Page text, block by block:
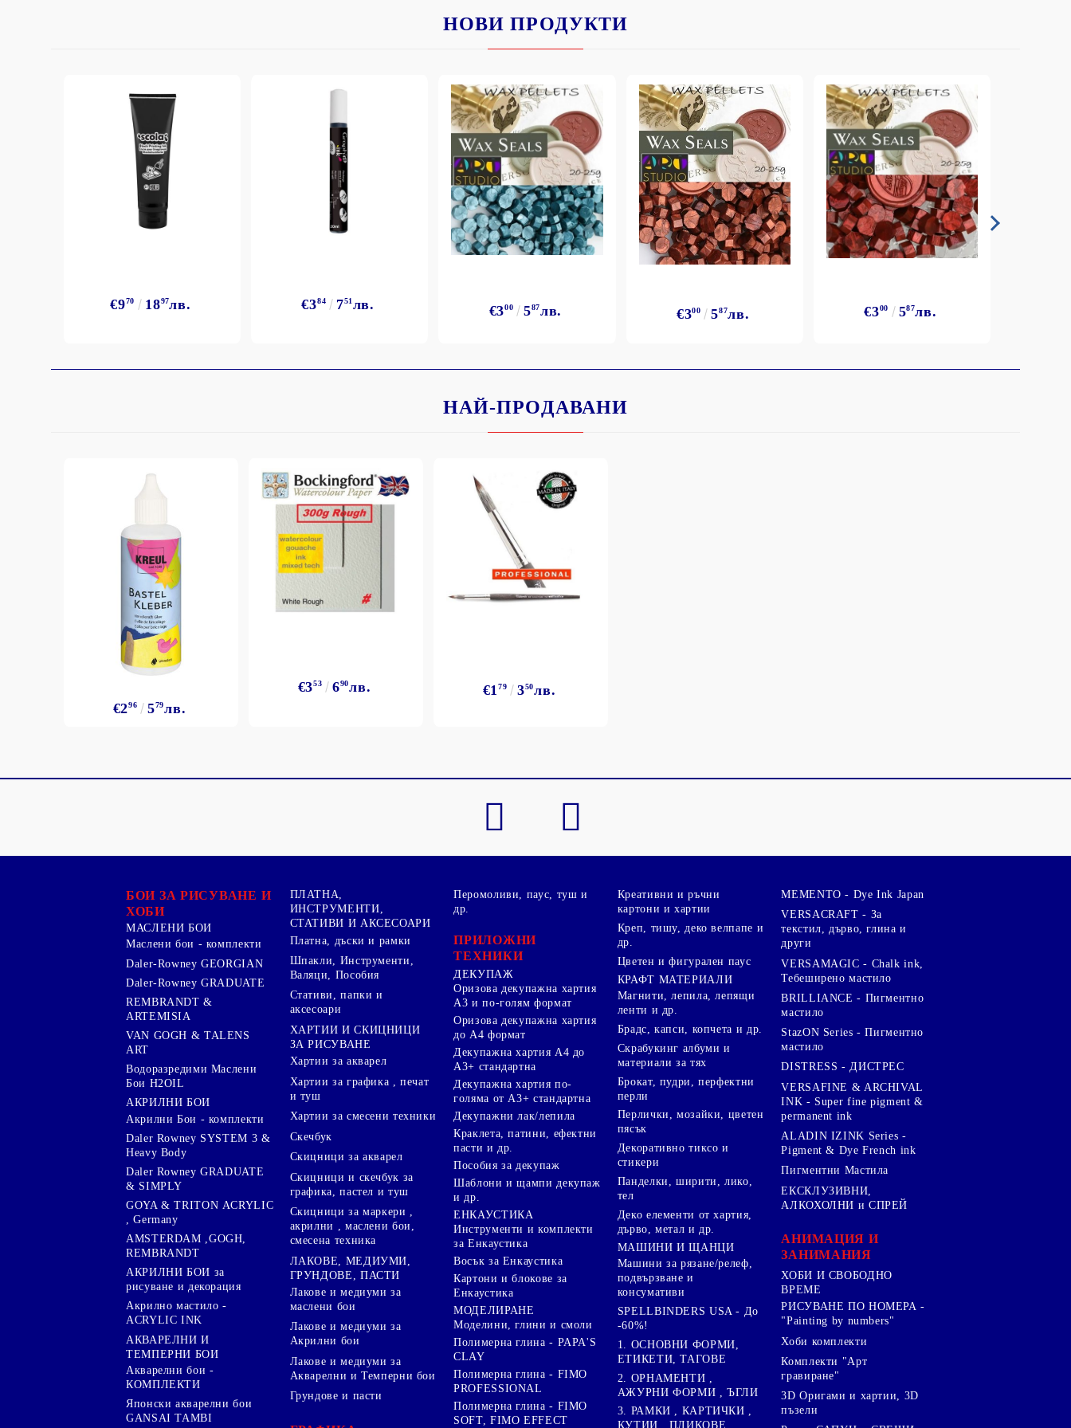
Моят профил
Вход Регистрация
BGN EUR
НОВИ ПРОДУКТИ
€970 1897лв. €384 751лв. €300 587лв. €300 587лв. €300 587лв.
НАЙ-ПРОДАВАНИ
€296 579лв.
€353 690лв. €179 350лв.
БОИ ЗА РИСУВАНЕ И
ХОБИ
МАСЛЕНИ БОИ
Маслени бои - комплекти
Daler-Rowney GEORGIAN
Daler-Rowney GRADUATE
REMBRANDT &
ARTEMISIA
VAN GOGH & TALENS
ART
Водоразредими Маслени
Бои H2OIL
АКРИЛНИ БОИ
Акрилни Бои - комплекти
Daler Rowney SYSTEM 3 &
Heavy Body
Daler Rowney GRADUATE
& SIMPLY
GOYA & TRITON АCRYLIC
, Germany
AMSTERDAM ,GOGH,
REMBRANDT
АКРИЛНИ БОИ за
рисуване и декорация
Акрилно мастило -
ACRYLIC INK
АКВАРЕЛНИ И
ТЕМПЕРНИ БОИ
Акварелни бои -
КОМПЛЕКТИ
Японски акварелни бои
GANSAI TAMBI
ПЛАТНА,
ИНСТРУМЕНТИ,
СТАТИВИ И АКСЕСОАРИ
Платна, дъски и рамки
Шпакли, Инструменти,
Валяци, Пособия
Стативи, папки и
аксесоари
ХАРТИИ И СКИЦНИЦИ
ЗА РИСУВАНЕ
Хартии за акварел
Хартии за графика , печат
и туш
Хартии за смесени техники
Скечбук
Скицници за акварел
Скицници и скечбук за
графика, пастел и туш
Скицници за маркери ,
акрилни , маслени бои,
смесена техника
ЛАКОВЕ, МЕДИУМИ,
ГРУНДОВЕ, ПАСТИ
Лакове и медиуми за
маслени бои
Лакове и медиуми за
Акрилни бои
Лакове и медиуми за
Акварелни и Темперни бои
Грундове и пасти
Перомоливи, паус, туш и
др.
ПРИЛОЖНИ
ТЕХНИКИ
ДЕКУПАЖ
Оризова декупажна хартия
А3 и по-голям формат
Оризова декупажна хартия
до А4 формат
Декупажна хартия А4 до
А3+ стандартна
Декупажна хартия по-
голяма от А3+ стандартна
Декупажни лак/лепила
Краклета, патини, ефектни
пасти и др.
Пособия за декупаж
Шаблони и щампи декупаж
и др.
ЕНКАУСТИКА
Инструменти и комплекти
за Енкаустика
Восък за Енкаустика
Картони и блокове за
Енкаустика
МОДЕЛИРАНЕ
Моделини, глини и смоли
Полимерна глина - PAPA'S
CLAY
Полимерна глина - FIMO
PROFESSIONAL
Полимерна глина - FIMO
SOFT, FIMO EFFECT
Креативни и ръчни
картони и хартии
Креп, тишу, деко велпапе и
др.
Цветен и фигурален паус
КРАФТ МАТЕРИАЛИ
Магнити, лепила, лепящи
ленти и др.
Брадс, капси, копчета и др.
Скрабукинг албуми и
материали за тях
Брокат, пудри, перфектни
перли
Перлички, мозайки, цветен
пясък
Декоративно тиксо и
стикери
Панделки, ширити, лико,
тел
Деко елементи от хартия,
дърво, метал и др.
МАШИНИ И ЩАНЦИ
Машини за рязане/релеф,
подвързване и
консумативи
SPELLBINDERS USA - До
-60%!
1. ОСНОВНИ ФОРМИ,
ЕТИКЕТИ, ТАГОВЕ
2. ОРНАМЕНТИ ,
АЖУРНИ ФОРМИ , ЪГЛИ
3. РАМКИ , КАРТИЧКИ ,
КУТИИ , ПЛИКОВЕ
MEMENTO - Dye Ink Japan
VERSACRAFT - За
текстил, дърво, глина и
други
VERSAMAGIC - Chalk ink,
Тебеширено мастило
BRILLIANCE - Пигментно
мастило
StazON Series - Пигментно
мастило
DISTRESS - ДИСТРЕС
VERSAFINE & ARCHIVAL
INK - Super fine pigment &
permanent ink
ALADIN IZINK Series -
Pigment & Dye French ink
Пигментни Мастила
ЕКСКЛУЗИВНИ,
АЛКОХОЛНИ и СПРЕЙ
АНИМАЦИЯ И
ЗАНИМАНИЯ
ХОБИ И СВОБОДНО
ВРЕМЕ
РИСУВАНЕ ПО НОМЕРА -
"Painting by numbers"
Хоби комплекти
Комплекти "Арт
гравиране"
3D Оригами и хартии, 3D
пъзели